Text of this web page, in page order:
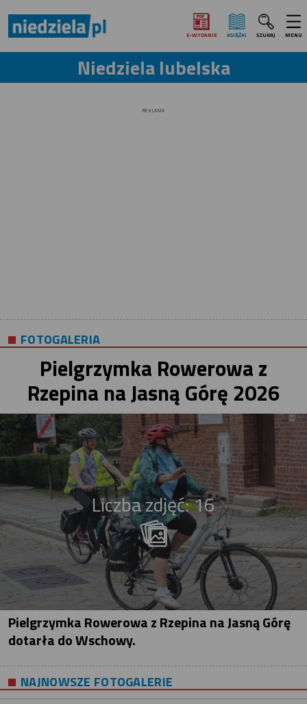
E‑WYDANIE KSIĄŻKI SZUKAJ MENU
Niedziela lubelska
REKLAMA
FOTOGALERIA
Pielgrzymka Rowerowa z
Rzepina na Jasną Górę 2026
Liczba zdjęć: 16
Pielgrzymka Rowerowa z Rzepina na Jasną Górę
dotarła do Wschowy.
NAJNOWSZE FOTOGALERIE